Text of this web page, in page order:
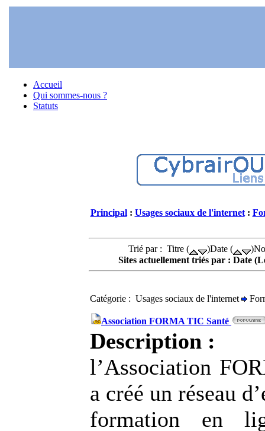
Accueil
Qui sommes-nous ?
Statuts
Principal: Usages sociaux de l'internet:
Trié par : Titre ( )Date (
Sites actuellement triés par : Date
Catégorie : Usages sociaux de l'internet
Association FORMA TIC Santé
Description :
l’Association
a créé un réseau
formation en